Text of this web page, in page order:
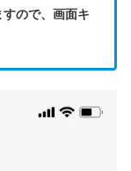
ので、画面キ